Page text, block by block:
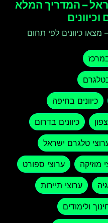
– המדריך המלא
כיוונים לפי תחום
בטלגרם
כיוונים בחיפה
כיוונים בדרום
טלגרם ישראל
מוזיקה ערוצי ספורט
ערוצי תיירות
ולימודים